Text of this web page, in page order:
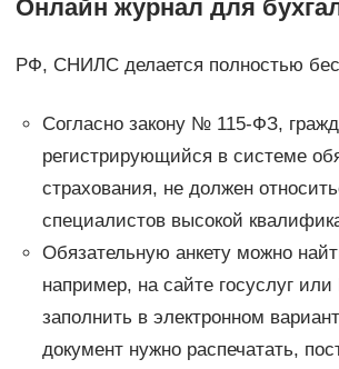
Онлайн журнал для
РФ, СНИЛС делается полностью
Согласно закону № 115-ФЗ,
регистрирующийся в системе
страхования, не должен
специалистов высокой
Обязательную анкету можно
например, на сайте госуслуг
заполнить в электронном
документ нужно распечатать,